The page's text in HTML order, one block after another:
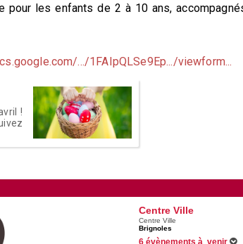
les enfants de 2 à 10 ans,
.../1FAIpQLSe9Ep.../viewform...
!
Centre Ville
Centre Ville
Brignoles
6 évènements à venir